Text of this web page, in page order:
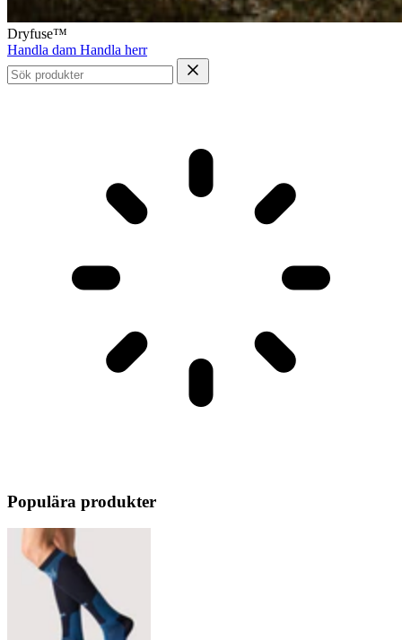
Dryfuse™
Handla dam Handla herr
Populära produkter